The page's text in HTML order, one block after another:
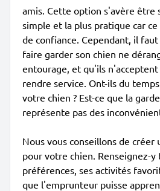
amis. Cette option s'avère être
simple et la plus pratique car
de confiance. Cependant, il
faire garder son chien ne
entourage, et qu'ils
rendre service. Ont-ils du
votre chien ? Est-ce que la
représente pas des
Nous vous conseillons de
pour votre chien. Renseignez-y
préférences, ses activités
que l'emprunteur puisse